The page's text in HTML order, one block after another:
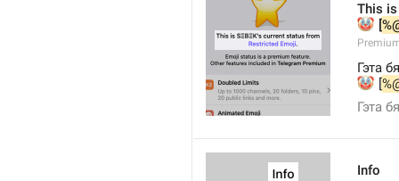
This
🤡
[
Гэта
🤡
[
Гэта
Info